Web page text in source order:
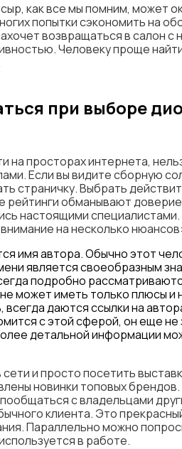
как все мы помним, может
попытки сэкономить на
возвращаться в салон
Человеку проще
при выборе
на просторах интернета,
Если вы видите сборную
страничку. Выбрать
рейтинги обманывают
настоящими специалистами.
на несколько нюансов:
имя автора. Обычно этот
является своеобразным
подробно
может иметь только плюсы и
даются ссылки на
с этой сферой, он еще
детальной информации
и просто посетить
новинки топовых
с владельцами
клиента. Это
Параллельно можно
в работе.